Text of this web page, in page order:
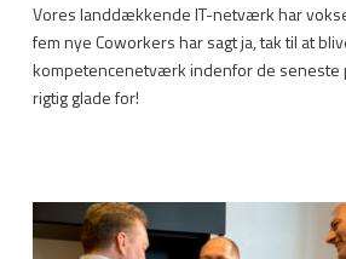
Vores landdækkende IT-netværk har
fem nye Coworkers har sagt ja, tak til at
kompetencenetværk indenfor de seneste
rigtig glade for!